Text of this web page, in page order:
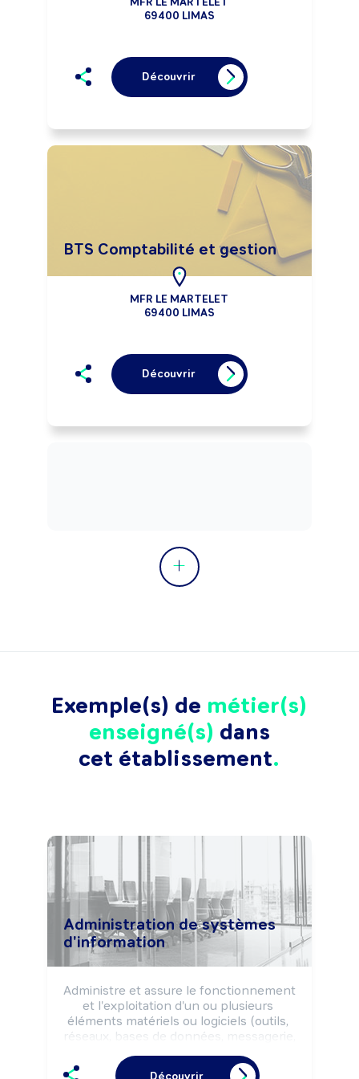
69400 LIMAS
Découvrir
BTS Comptabilité et gestion
MFR LE MARTELET
69400 LIMAS
Découvrir
Exemple(s) de métier(s)
enseigné(s) dans
cet établissement
Administration de systèmes
d'information
Administre et assure le fonctionnement
et l'exploitation d'un ou plusieurs
éléments matériels ou logiciels (outils,
réseaux, bases de données, messagerie,
Veille à la cohérence, à l'accessibilité et
Découvrir